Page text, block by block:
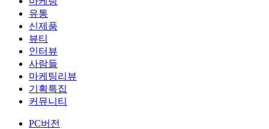
유통
신제품
뷰티
인터뷰
사람들
마케팅리뷰
기획특집
커뮤니티
PC버전